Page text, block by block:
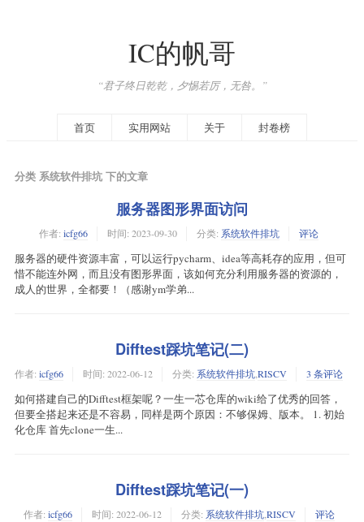
IC的帆哥
“君子终日乾乾，夕惕若厉，无咎。”
首页 实用网站 关于 封卷榜
分类 系统软件排坑 下的文章
服务器图形界面访问
作者: icfg66 时间: 2023-09-30 分类: 系统软件排坑 评论
服务器的硬件资源丰富，可以运行pycharm、idea等高耗存的应用，但可
惜不能连外网，而且没有图形界面，该如何充分利用服务器的资源的，
成人的世界，全都要！（感谢ym学弟...
Difftest踩坑笔记(二)
作者: icfg66 时间: 2022-06-12 分类: 系统软件排坑RISCV 3 条评论
如何搭建自己的Difftest框架呢？一生一芯仓库的wiki给了优秀的回答，
但要全搭起来还是不容易，同样是两个原因：不够保姆、版本。 1. 初始
化仓库 首先clone一生...
Difftest踩坑笔记(一)
作者: icfg66 时间: 2022-06-12 分类: 系统软件排坑,RISCV 评论